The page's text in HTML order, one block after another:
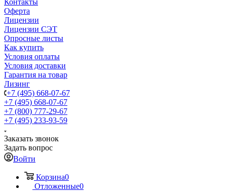
Контакты
Оферта
Лицензии
Лицензии СЭТ
Опросные листы
Как купить
Условия оплаты
Условия доставки
Гарантия на товар
Лизинг
+7 (495) 668-07-67
+7 (495) 668-07-67
+7 (800) 777-29-67
+7 (495) 233-93-59
Заказать звонок
Задать вопрос
Войти
Корзина0
Отложенные0